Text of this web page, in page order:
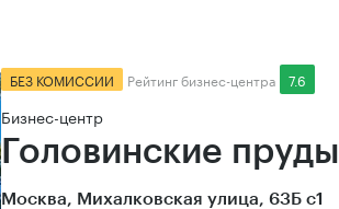
БЕЗ КОМИССИИ Рейтинг бизнес-центра 7.6
Бизнес-центр
Головинские пруды
Москва, Михалковская улица, 63Б с1